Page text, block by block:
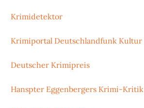
Krimidetektor
Krimiportal Deutschlandfunk Kultur
Deutscher Krimipreis
Hanspter Eggenbergers Krimi-Kritik